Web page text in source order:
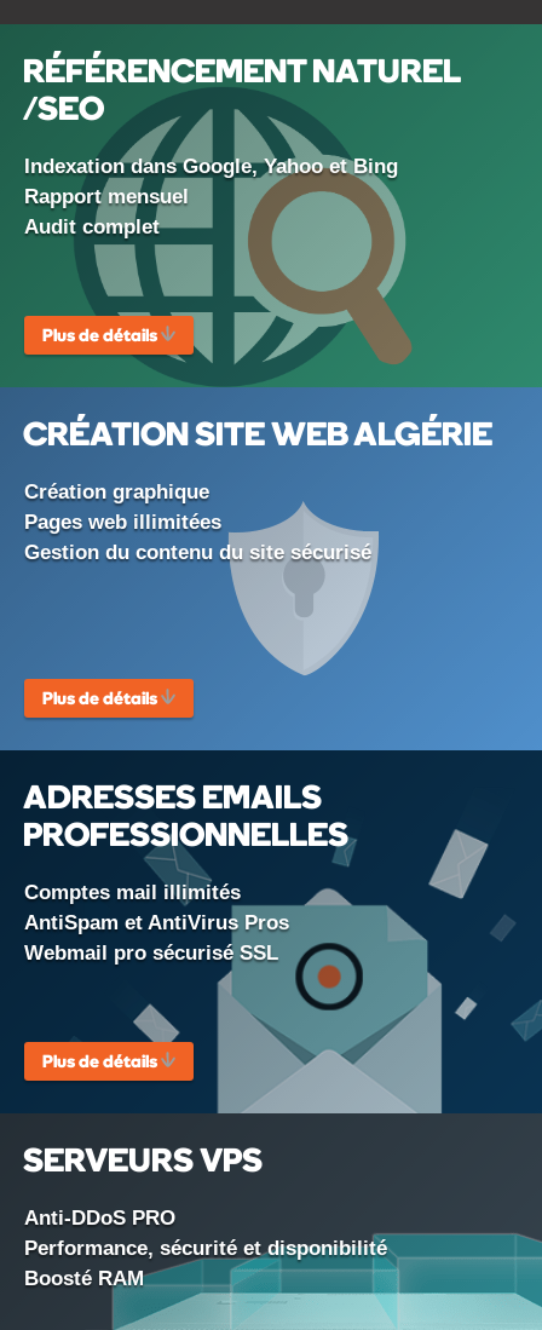
RÉFÉRENCEMENT NATUREL
/SEO
Indexation dans Google, Yahoo et Bing
Rapport mensuel
Audit complet
Plus de détails
CRÉATION SITE WEB ALGÉRIE
Création graphique
Pages web illimitées
Gestion du contenu du site sécurisé
Plus de détails
ADRESSES EMAILS
PROFESSIONNELLES
Comptes mail illimités
AntiSpam et AntiVirus Pros
Webmail pro sécurisé SSL
Plus de détails
SERVEURS VPS
Anti-DDoS PRO
Performance, sécurité et disponibilité
Boosté RAM